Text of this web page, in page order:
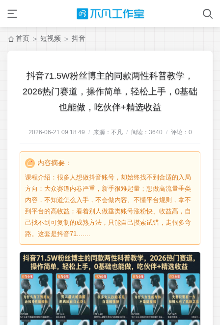
首页 > 短视频 > 抖音
抖音71.5W粉丝博主的同款两性科普教学，
2026热门赛道，操作简单，轻松上手，0基础
也能做，吃伙伴+精选收益
2026-06-21 09:18:49 / 来源：不凡 / 阅读： 3640 / 评论： 0
内容摘要：
课程介绍：很多人想做抖音账号，却始终找不到合适的入局
方向：大众赛道内卷严重，新手很难起量；想做高流量垂类
内容，不知道怎么入手，不会做内容、不懂平台规则，拿不
到平台的高收益；看着别人做垂类账号涨粉快、收益高，自
己找不到可复制的成熟方法，只能自己摸索试错，走很多弯
路。这套是抖音71.......